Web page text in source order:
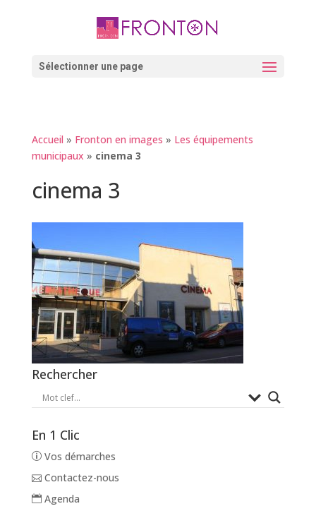
Sélectionner une page
Accueil » Fronton en images » Les équipements
municipaux » cinema 3
cinema 3
Rechercher
En 1 Clic
Vos démarches
Contactez-nous
Agenda